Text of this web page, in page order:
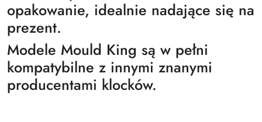
opakowanie, idealnie nadające się na
prezent.
Modele Mould King są w pełni
kompatybilne z innymi znanymi
producentami klocków.